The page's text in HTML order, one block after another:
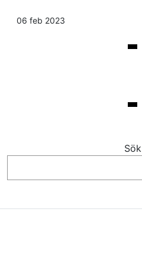
06 feb 2023
Sök